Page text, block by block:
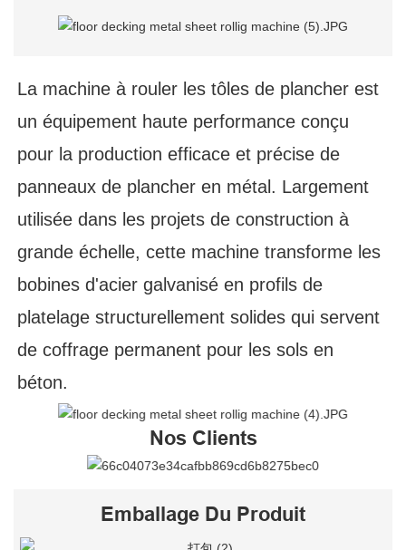
La machine à rouler les tôles de plancher est
un équipement haute performance conçu
pour la production efficace et précise de
panneaux de plancher en métal. Largement
utilisée dans les projets de construction à
grande échelle, cette machine transforme les
bobines d'acier galvanisé en profils de
platelage structurellement solides qui servent
de coffrage permanent pour les sols en
béton.
Nos Clients
Emballage Du Produit